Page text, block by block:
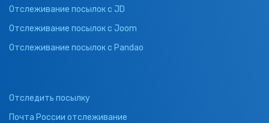
Отслеживание посылок с JD
Отслеживание посылок с Joom
Отслеживание посылок с Pandao
Отследить посылку
Почта России отслеживание